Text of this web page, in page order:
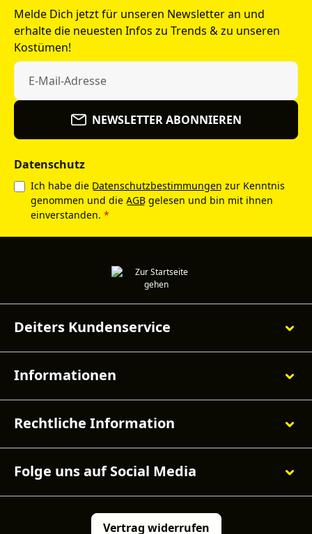
Melde Dich jetzt für unseren Newsletter an und
erhalte die neuesten Infos zu Trends & zu unseren
Kostümen!
NEWSLETTER ABONNIEREN
Datenschutz
Ich habe die Datenschutzbestimmungen zur Kenntnis
genommen und die AGB gelesen und bin mit ihnen
einverstanden. *
Deiters Kundenservice
Informationen
Rechtliche Information
Folge uns auf Social Media
Vertrag widerrufen